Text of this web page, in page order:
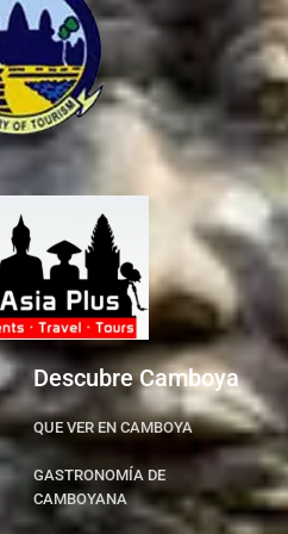
Descubre Camboya
QUE VER EN CAMBOYA
GASTRONOMÍA DE
CAMBOYANA